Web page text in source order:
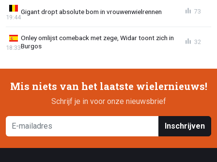
Gigant dropt absolute bom in vrouwenwielrennen
19:44
73
Onley omlijst comeback met zege, Widar toont zich in
Burgos
18:33
32
Mis niets van het laatste wielernieuws!
Schrijf je in voor onze nieuwsbrief
Inschrijven